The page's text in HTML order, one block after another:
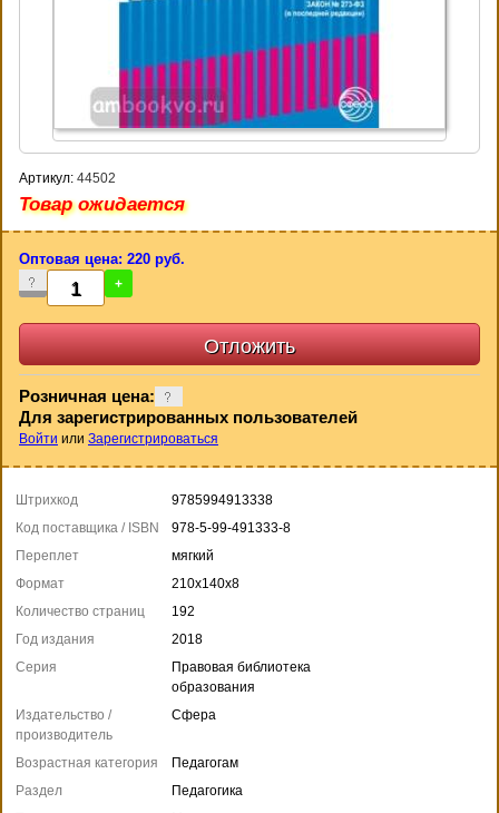
Артикул: 44502
Товар ожидается
Оптовая цена: 220 руб.
- +
Розничная цена:
Для зарегистрированных пользователей
Войти или Зарегистрироваться
Штрихкод
9785994913338
Код поставщика / ISBN
978-5-99-491333-8
Переплет
мягкий
Формат
210х140х8
Количество страниц
192
Год издания
2018
Серия
Правовая библиотека
образования
Издательство /
производитель
Сфера
Возрастная категория
Педагогам
Раздел
Педагогика